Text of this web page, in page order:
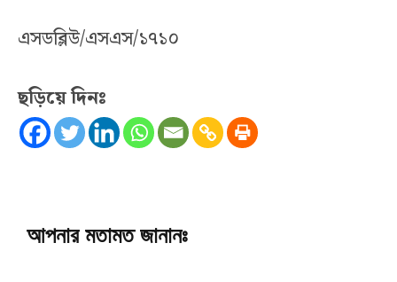
এসডব্লিউ/এসএস/১৭১০
ছড়িয়ে দিনঃ
আপনার মতামত জানানঃ